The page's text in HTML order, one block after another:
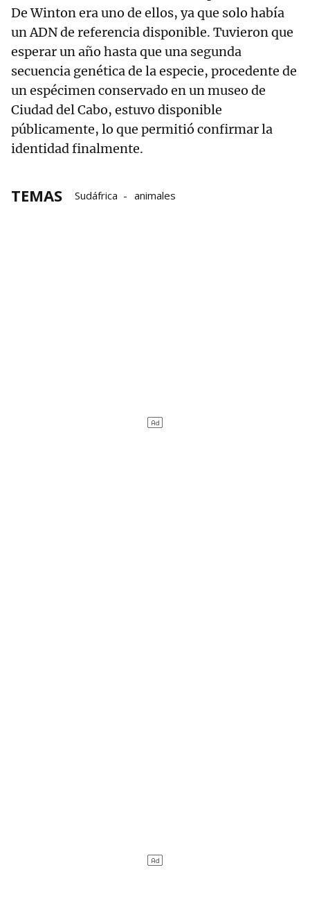
De Winton era uno de ellos, ya que solo había
un ADN de referencia disponible. Tuvieron que
esperar un año hasta que una segunda
secuencia genética de la especie, procedente de
un espécimen conservado en un museo de
Ciudad del Cabo, estuvo disponible
públicamente, lo que permitió confirmar la
identidad finalmente.
TEMAS Sudáfrica animales